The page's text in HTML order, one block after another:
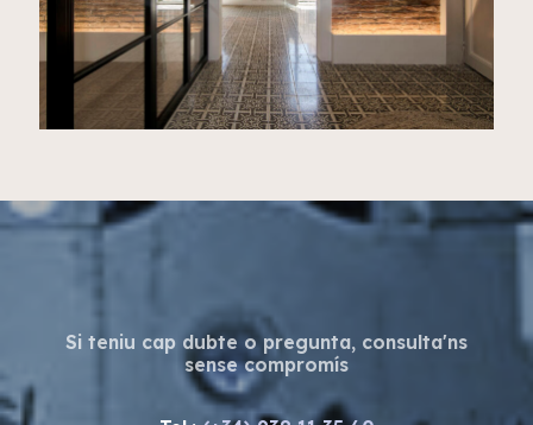
Si teniu cap dubte o pregunta, consulta'ns
sense compromís